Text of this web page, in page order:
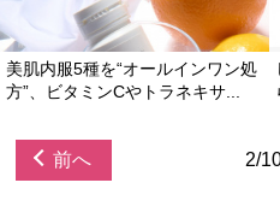
美肌内服5種を“オールインワン処
方”、ビタミンCやトラネキサ...
前へ 2/